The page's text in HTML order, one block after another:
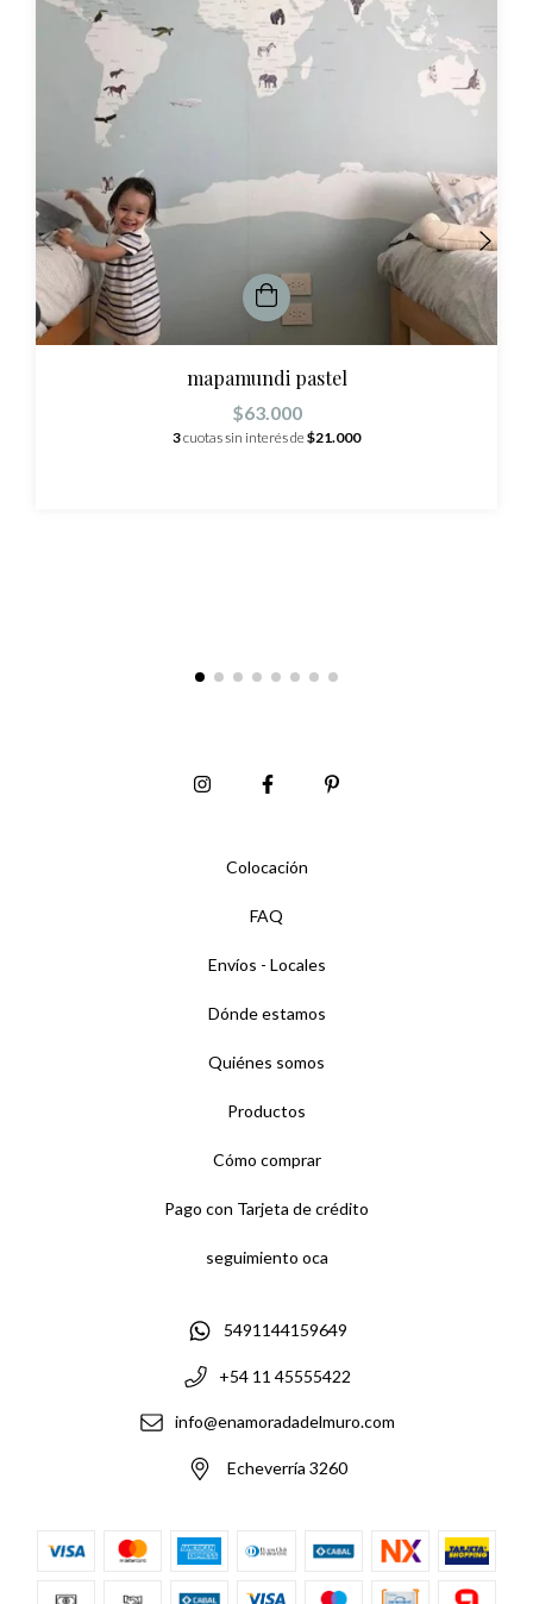
mapamundi pastel
$63.000
3cuotas sin interés de$21.000
Colocación
FAQ
Envíos - Locales
Dónde estamos
Quiénes somos
Productos
Cómo comprar
Pago con Tarjeta de crédito
seguimiento oca
5491144159649
+54 11 45555422
info@enamoradadelmuro.com
Echeverría 3260